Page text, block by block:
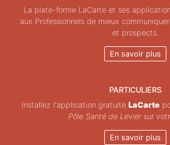
La plate-forme LaCarte et ses
aux Professionnels de mieux
et prospects.
En savoir plus
PARTICULIERS
Installez l'application gratuite LaCarte
Pôle Santé de Leviersur
En savoir plus